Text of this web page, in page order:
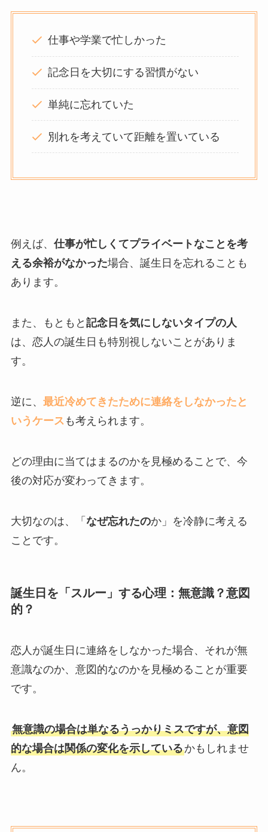
仕事や学業で忙しかった
記念日を大切にする習慣がない
単純に忘れていた
別れを考えていて距離を置いている
例えば、 仕事が忙しくてプライベートなことを考
える余裕がなかった場合、誕生日を忘れることも
あります。
また、もともと 記念日を気にしないタイプの人
は、恋人の誕生日も特別視しないことがありま
す。
逆に、 最近冷めてきたために連絡をしなかったと
いうケース も考えられます。
どの理由に当てはまるのかを見極めることで、今
後の対応が変わってきます。
大切なのは、「 なぜ忘れたのか」を冷静に考える
ことです。
誕生日を「スルー」する心理：無意識？意図
的？
恋人が誕生日に連絡をしなかった場合、それが無
意識なのか、意図的なのかを見極めることが重要
です。
無意識の場合は単なるうっかりミスですが、意図
的な場合は関係の変化を示しているかもしれませ
ん。